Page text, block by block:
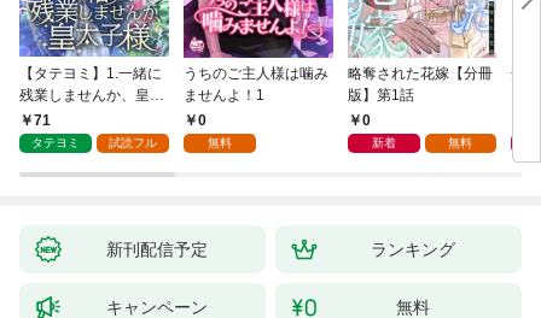
【タテヨミ】1.一緒に
残業しませんか、皇太
子様
71
タテヨミ 試読フル
うちのご主人様は噛み
ませんよ！1
0
無料
略奪された花嫁【分冊
版】第1話
0
新着 無料
余
新刊配信予定 ランキング
キャンペーン 無料